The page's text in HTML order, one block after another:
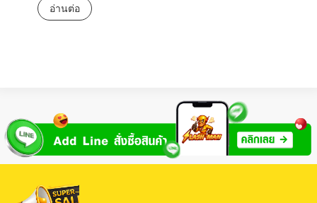
อ่านต่อรู้
จั
มี
กี่